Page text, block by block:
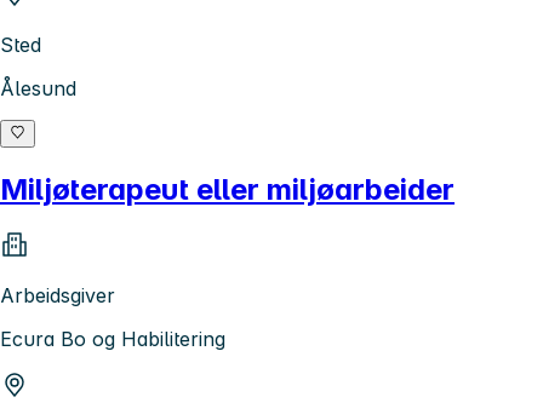
Sted
Ålesund
Miljøterapeut eller miljøarbeider
Arbeidsgiver
Ecura Bo og Habilitering